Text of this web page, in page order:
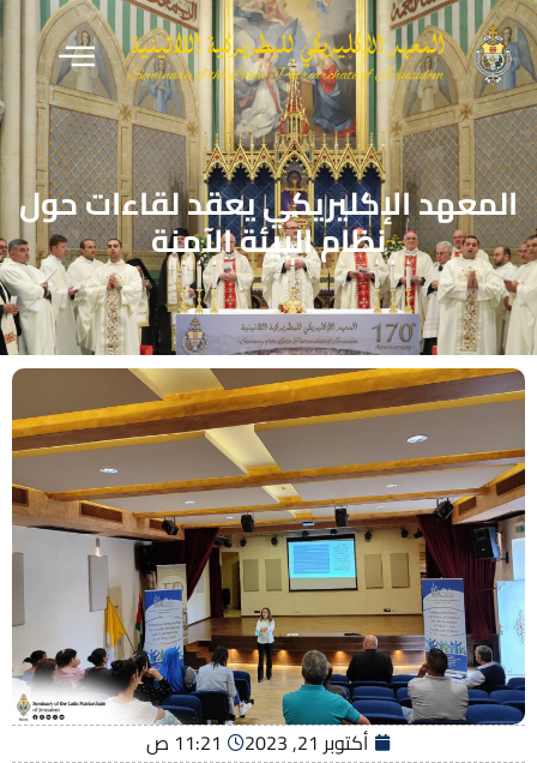
المعهد الإكليريكي يعقد لقاءات حول
نظام البيئة الآمنة
أكتوبر 21, 2023
11:21 ص